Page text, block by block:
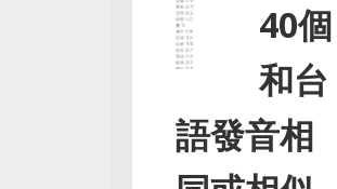
40個
和台
語發音相